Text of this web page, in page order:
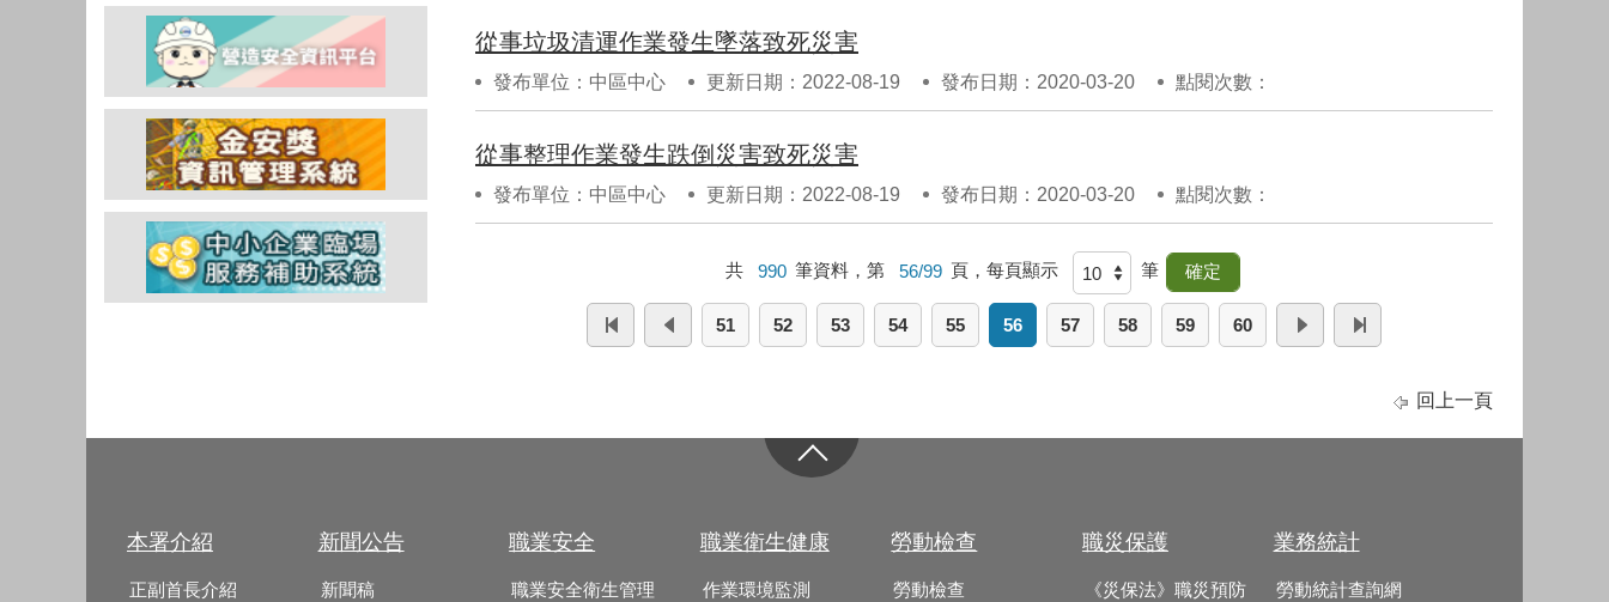
從事垃圾清運作業發生墜落致死災害
發布單位：中區中心 更新日期：2022-08-19 發布日期：2020-03-20 點閱次數：
從事整理作業發生跌倒災害致死災害
發布單位：中區中心 更新日期：2022-08-19 發布日期：2020-03-20 點閱次數：
共 990 筆資料，第 56/99 頁，每頁顯示 筆
51 52 53 54 55 56 57 58 59 60
回上一頁
本署介紹
正副首長介紹
新聞公告
新聞稿
職業安全
職業安全衛生管理
職業衛生健康
作業環境監測
勞動檢查
勞動檢查
職災保護
《災保法》職災預防
業務統計
勞動統計查詢網